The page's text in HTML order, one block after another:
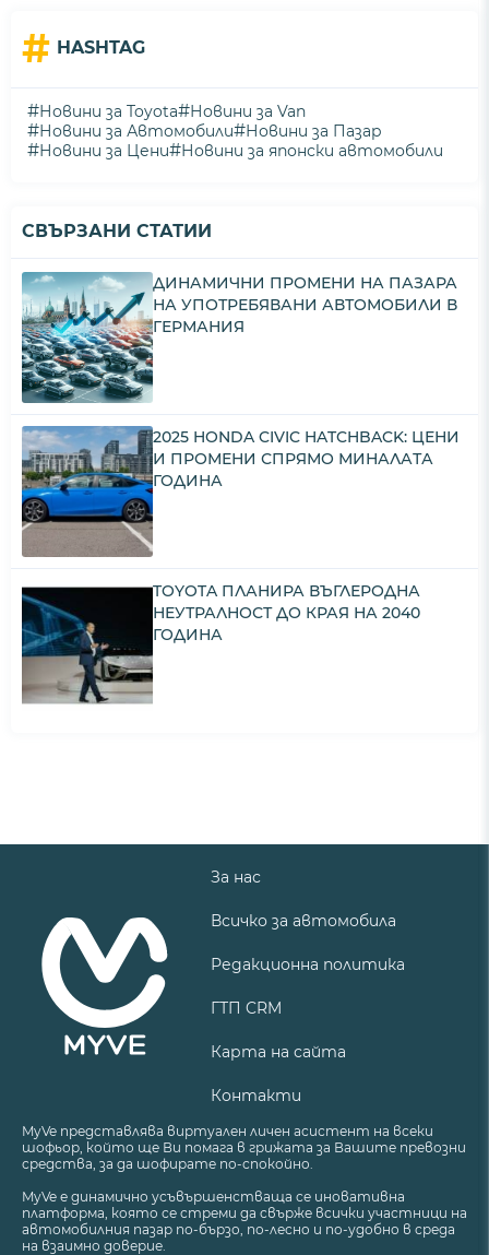
# HASHTAG
#Новини за Toyota#Новини за Van
#Новини за Автомобили#Новини за Пазар
#Новини за Цени#Новини за японски автомобили
СВЪРЗАНИ СТАТИИ
ДИНАМИЧНИ ПРОМЕНИ НА ПАЗАРА
НА УПОТРЕБЯВАНИ АВТОМОБИЛИ В
ГЕРМАНИЯ
2025 HONDA CIVIC HATCHBACK: ЦЕНИ
И ПРОМЕНИ СПРЯМО МИНАЛАТА
ГОДИНА
TOYOTA ПЛАНИРА ВЪГЛЕРОДНА
НЕУТРАЛНОСТ ДО КРАЯ НА 2040
ГОДИНА
За нас
Всичко за автомобила
Редакционна политика
ГТП CRM
Карта на сайта
Контакти
MyVe представлява виртуален личен асистент на всеки
шофьор, който ще Ви помага в грижата за Вашите превозни
средства, за да шофирате по-спокойно.
MyVe е динамично усъвършенстваща се иновативна
платформа, която се стреми да свърже всички участници на
автомобилния пазар по-бързо, по-лесно и по-удобно в среда
на взаимно доверие.